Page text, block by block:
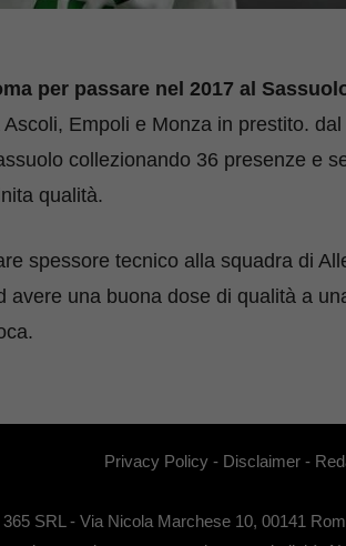
per passare nel 2017 al
Empoli e Monza in prestito. dal
collezionando 36 presenze e
qualità.
spessore tecnico alla squadra di
una buona dose di qualità a
Privacy Policy - Disclaimer -
SRL - Via Nicola Marchese 10, 00141